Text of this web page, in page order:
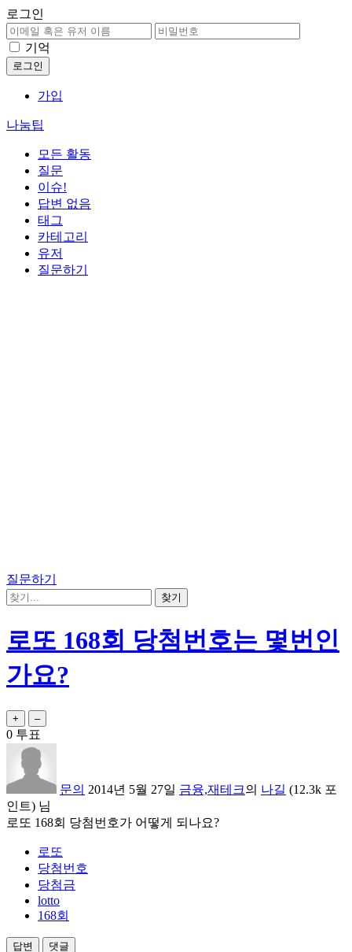
로그인
기억
가입
나눔팁
모든 활동
질문
이슈!
답변 없음
태그
카테고리
유저
질문하기
질문하기
로또 168회 당첨번호는 몇번인
가요?
0 투표
문의 2014년 5월 27일 금융,재테크의 나길 (12.3k 포
인트) 님
로또 168회 당첨번호가 어떻게 되나요?
로또
당첨번호
당첨금
lotto
168회